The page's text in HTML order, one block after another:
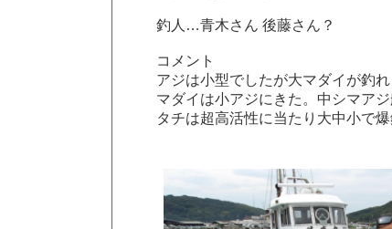
釣人…青木さん 後藤さん？
コメント
アジは小型でしたが大マダイが釣れ
マダイは小アジにきた。中シマア
タチは超高活性に当たり大中小で